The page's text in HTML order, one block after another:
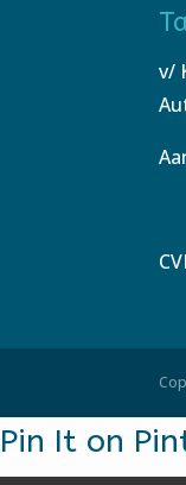
v/
Pin It on